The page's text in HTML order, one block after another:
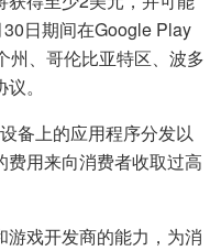
日期间在Google Play
州、哥伦比亚特区、波多
。
备上的应用程序分发以
用来向消费者收取过高
戏开发商的能力，为消